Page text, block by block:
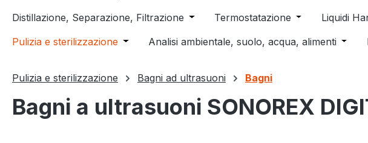
Distillazione, Separazione, Filtrazione Open or close the dropdown menu
Termostatazione Open or close
Liquidi
Pulizia e sterilizzazione Open or close the dropdown menu from the
Analisi ambientale, suolo, acqua, alimenti
Pulizia e sterilizzazione Bagni ad ultrasuoni Bagni
Bagni a ultrasuoni SONOREX